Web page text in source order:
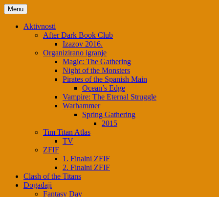
Skip
to
content
Menu
Aktivnosti
After Dark Book Club
Izazov 2016.
Organizirano igranje
Magic: The Gathering
Night of the Monsters
Pirates of the Spanish Main
Ocean’s Edge
Vampire: The Eternal Struggle
Warhammer
Spring Gathering
2015
Tim Titan Atlas
TV
ZFIF
1. Finalni ZFIF
2. Finalni ZFIF
Clash of the Titans
Događaji
Fantasy Day